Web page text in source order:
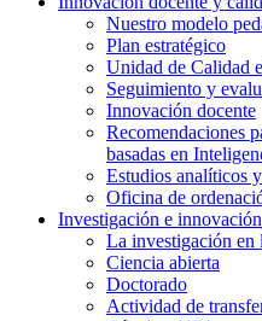
Nuestro modelo
Plan estratégico
Unidad de Calidad
Seguimiento y
Innovación docente
Recomendaciones
basadas en
Estudios analíticos
Oficina de
Investigación e innovación
La investigación en
Ciencia abierta
Doctorado
Actividad de